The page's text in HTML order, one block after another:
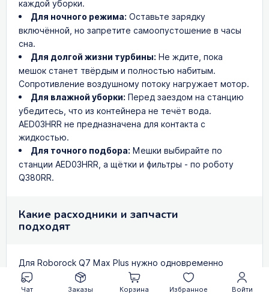
Войти
Заказы Избранное
Чат Корзина
каждой уборки.
Для ночного режима: Оставьте зарядку
включённой, но запретите самоопустошение в часы
сна.
Для долгой жизни турбины: Не ждите, пока
мешок станет твёрдым и полностью набитым.
Сопротивление воздушному потоку нагружает мотор.
Для влажной уборки: Перед заездом на станцию
убедитесь, что из контейнера не течёт вода.
AED03HRR не предназначена для контакта с
жидкостью.
Для точного подбора: Мешки выбирайте по
станции AED03HRR, а щётки и фильтры - по роботу
Q380RR.
Какие расходники и запчасти
подходят
Для Roborock Q7 Max Plus нужно одновременно
учитывать код робота Q380RR и код станции
AED03HRR. Расходники для уборки совпадают с Q7